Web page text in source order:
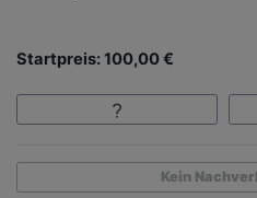
Startpreis: 100,00 €
Kein